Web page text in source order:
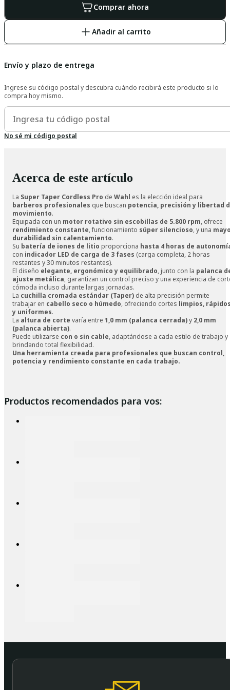
2,0 mm (palanca abierta).
Puede utilizarse
con o sin cable
de trabajo y brindando total flexibilidad.
Una herramienta creada para profesionales que
buscan control, potencia y rendimiento constante en
Comprar ahora
Añadir al carrito
Envío y plazo de entrega
Ingrese su código postal y descubra cuándo recibirá este producto si lo
compra hoy mismo.
No sé mi código postal
Acerca de este artículo
La Super Taper Cordless Pro de Wahl es la elección ideal para
barberos profesionales que buscan potencia, precisión y libertad
movimiento.
Equipada con un motor rotativo sin escobillas de 5.800 rpm, ofrece
rendimiento constante, funcionamiento súper silencioso, y una
durabilidad sin calentamiento.
Su batería de iones de litio proporciona hasta 4 horas de
con indicador LED de carga de 3 fases (carga completa, 2 horas
restantes y 30 minutos restantes).
El diseño elegante, ergonómico y equilibrado, junto con la palanca
ajuste metálica, garantizan un control preciso y una experiencia de
cómoda incluso durante largas jornadas.
La cuchilla cromada estándar (Taper) de alta precisión permite
trabajar en cabello seco o húmedo, ofreciendo cortes limpios,
y uniformes.
La altura de corte varía entre 1,0 mm (palanca cerrada)y 2,0 mm
(palanca abierta).
Puede utilizarse con o sin cable, adaptándose a cada estilo de trabajo y
brindando total flexibilidad.
Una herramienta creada para profesionales que buscan control,
potencia y rendimiento constante en cada trabajo.
Productos recomendados para vos: